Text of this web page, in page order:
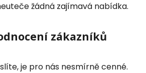
žádná zajímavá nabídka.
zákazníků
je pro nás nesmírně cenné.